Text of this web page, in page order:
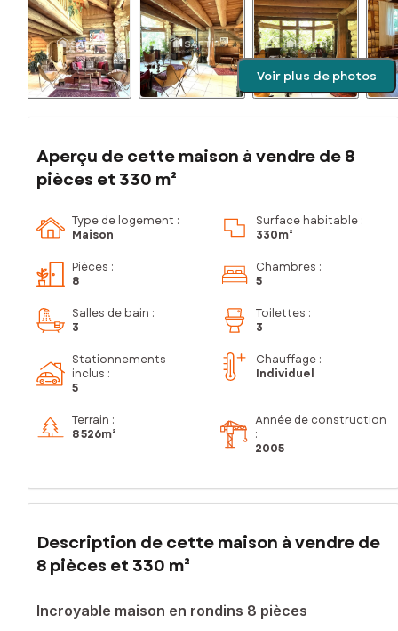
Voir plus de photos
Aperçu de cette maison à vendre de 8
pièces et 330 m²
Type de logement :
Maison
Surface habitable :
330m²
Pièces :
8
Chambres :
5
Salles de bain :
3
Toilettes :
3
Stationnements
inclus :
5
Chauffage :
Individuel
Terrain :
8 526m²
Année de construction
:
2005
Description de cette maison à vendre de
8 pièces et 330 m²
Incroyable maison en rondins 8 pièces